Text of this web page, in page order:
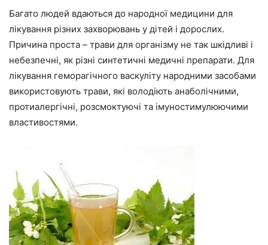
Багато людей вдаються до народної медицини для
лікування різних захворювань у дітей і дорослих.
Причина проста – трави для організму не так шкідливі і
небезпечні, як різні синтетичні медичні препарати. Для
лікування геморагічного васкуліту народними засобами
використовують трави, які володіють анаболічними,
протиалергічні, розсмоктуючі та імуностимулюючими
властивостями.